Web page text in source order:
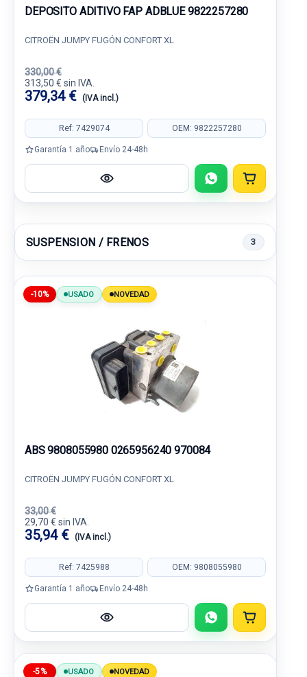
DEPOSITO ADITIVO FAP ADBLUE 9822257280
CITROËN JUMPY FUGÓN CONFORT XL
330,00 €
313,50 € sin IVA.
379,34 € (IVA incl.)
Ref: 7429074 OEM: 9822257280
Garantía 1 año Envío 24-48h
SUSPENSION / FRENOS 3
-10% USADO NOVEDAD
ABS 9808055980 0265956240 970084
CITROËN JUMPY FUGÓN CONFORT XL
33,00 €
29,70 € sin IVA.
35,94 € (IVA incl.)
Ref: 7425988 OEM: 9808055980
Garantía 1 año Envío 24-48h
-5% USADO NOVEDAD